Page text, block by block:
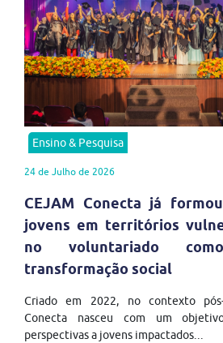
Ensino & Pesquisa
24 de Julho de 2026
CEJAM Conecta já
jovens em territórios
no voluntariado
transformação social
Criado em 2022, no contexto
Conecta nasceu com um
perspectivas a jovens impactados...